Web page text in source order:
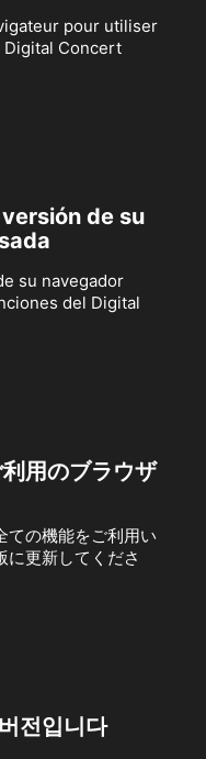
pour utiliser
Concert
de su
su navegador
del Digital
用のブラウザ
ての機能をご利用い
に更新してくださ
전입니다